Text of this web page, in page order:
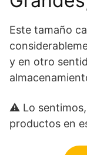
Este tamaño
y en otro
⚠ Lo
productos en